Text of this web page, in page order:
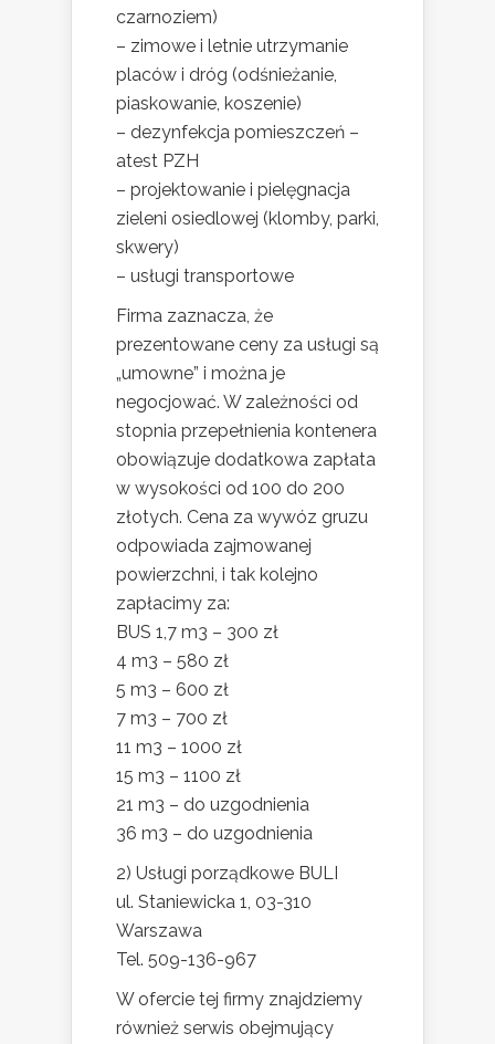
czarnoziem)
– zimowe i letnie utrzymanie
placów i dróg (odśnieżanie,
piaskowanie, koszenie)
– dezynfekcja pomieszczeń –
atest PZH
– projektowanie i pielęgnacja
zieleni osiedlowej (klomby, parki,
skwery)
– usługi transportowe
Firma zaznacza, że
prezentowane ceny za usługi są
„umowne” i można je
negocjować. W zależności od
stopnia przepełnienia kontenera
obowiązuje dodatkowa zapłata
w wysokości od 100 do 200
złotych. Cena za wywóz gruzu
odpowiada zajmowanej
powierzchni, i tak kolejno
zapłacimy za:
BUS 1,7 m3 – 300 zł
4 m3 – 580 zł
5 m3 – 600 zł
7 m3 – 700 zł
11 m3 – 1000 zł
15 m3 – 1100 zł
21 m3 – do uzgodnienia
36 m3 – do uzgodnienia
2) Usługi porządkowe BULI
ul. Staniewicka 1, 03-310
Warszawa
Tel. 509-136-967
W ofercie tej firmy znajdziemy
również serwis obejmujący